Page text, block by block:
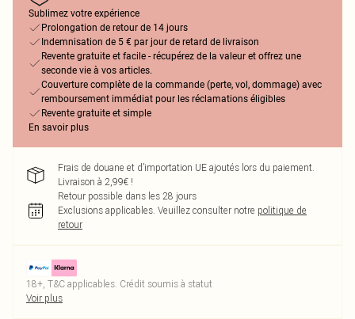
Sublimez votre expérience
Prolongation de retour de 14 jours
Indemnisation de 5 € par jour de retard de livraison
Revente gratuite et facile - récupérez de la valeur et offrez une
seconde vie à vos articles.
Couverture complète de la commande (perte, vol, dommage) avec
remboursement immédiat pour les réclamations éligibles
Revente gratuite et simple
En savoir plus
Frais de douane et d’importation UE ajoutés lors du paiement.
Livraison à 2,99€ !
Retour possible dans les 28 jours
Exclusions applicables. Veuillez consulter notre politique de
retour
18+, T&C applicables. Crédit soumis à statut
Voir plus